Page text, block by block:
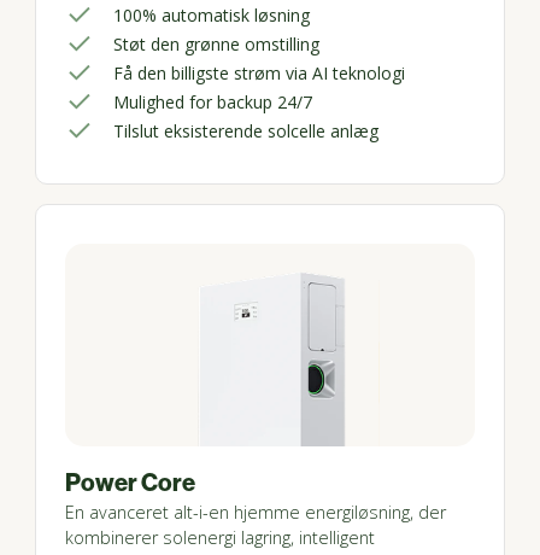
100% automatisk løsning
Støt den grønne omstilling
Få den billigste strøm via AI teknologi
Mulighed for backup 24/7
Tilslut eksisterende solcelle anlæg
Power Core
En avanceret alt-i-en hjemme energiløsning, der
kombinerer solenergi lagring, intelligent